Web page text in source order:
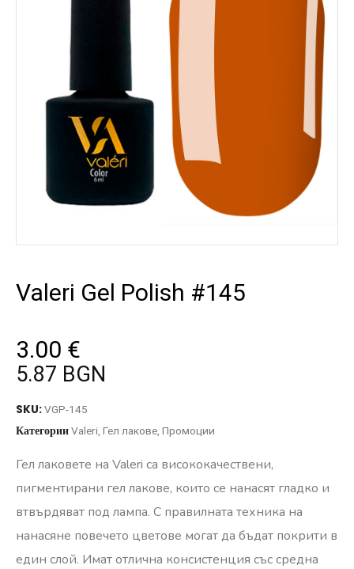
Valeri Gel Polish #145
3.00 €
5.87 BGN
SKU:VGP-145
КатегорииValeri Гел лакове Промоции
Гел лаковете на Valeri са висококачествени,
пигментирани гел лакове, които се нанасят гладко и
втвърдяват под лампа. С правилната техника на
нанасяне повечето цветове могат да бъдат покрити в
един слой. Имат отлична консистенция със средна